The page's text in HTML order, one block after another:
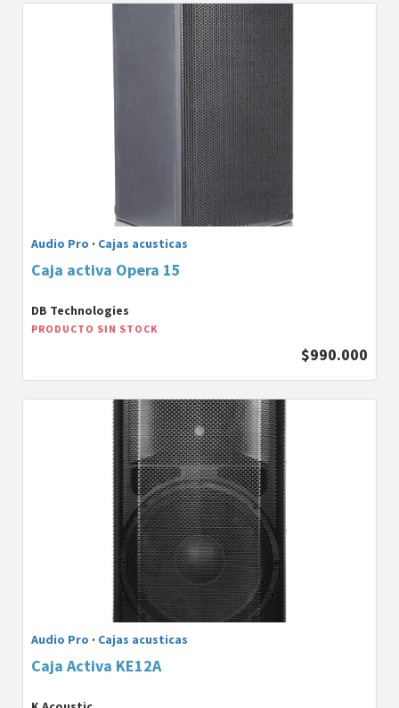
Audio Pro · Cajas acusticas
Caja activa Opera 15
DB Technologies
PRODUCTO SIN STOCK
$990.000
Audio Pro · Cajas acusticas
Caja Activa KE12A